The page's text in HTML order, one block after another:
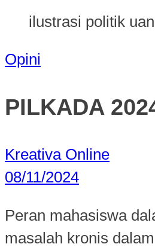
ilustrasi politik
Opini
PILKADA
Kreativa Online
08/11/2024
Peran mahasiswa
masalah kronis